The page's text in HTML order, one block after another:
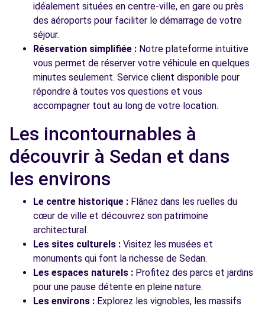
idéalement situées en centre-ville, en gare ou près
des aéroports pour faciliter le démarrage de votre
séjour.
Réservation simplifiée : Notre plateforme intuitive
vous permet de réserver votre véhicule en quelques
minutes seulement. Service client disponible pour
répondre à toutes vos questions et vous
accompagner tout au long de votre location.
Les incontournables à
découvrir à Sedan et dans
les environs
Le centre historique : Flânez dans les ruelles du
cœur de ville et découvrez son patrimoine
architectural.
Les sites culturels : Visitez les musées et
monuments qui font la richesse de Sedan.
Les espaces naturels : Profitez des parcs et jardins
pour une pause détente en pleine nature.
Les environs : Explorez les vignobles, les massifs